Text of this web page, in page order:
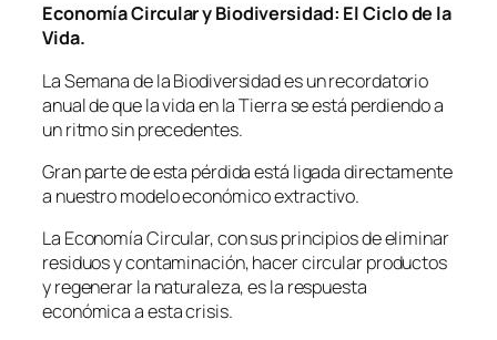
Economía Circular y Biodiversidad: El Ciclo de la
Vida.
La Semana de la Biodiversidad es un recordatorio
anual de que la vida en la Tierra se está perdiendo a
un ritmo sin precedentes.
Gran parte de esta pérdida está ligada directamente
a nuestro modelo económico extractivo.
La Economía Circular, con sus principios de eliminar
residuos y contaminación, hacer circular productos
y regenerar la naturaleza, es la respuesta
económica a esta crisis.